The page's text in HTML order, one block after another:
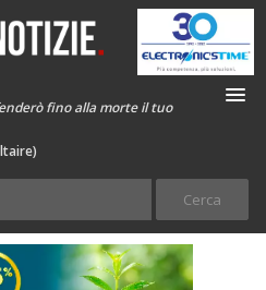
fino alla morte il tuo